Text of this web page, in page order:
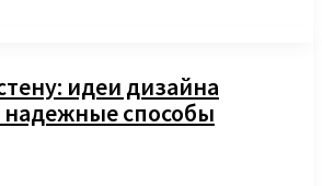
идеи дизайна
надежные способы